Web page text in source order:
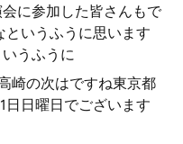
に参加した皆さんもで
いうふうに思います
うふうに
崎の次はですね東京都
日日曜日でございます